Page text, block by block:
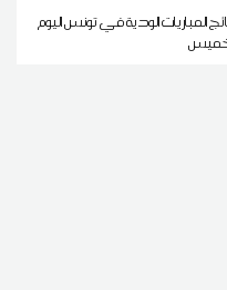
المباريات الودية في تونس اليوم